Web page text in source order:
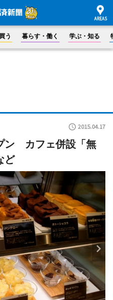
買う 暮らす・働く 学ぶ・知る
2015.04.17
ン カフェ併設「無
ど